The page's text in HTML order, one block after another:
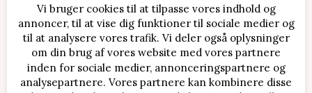
SENESTE OPSKRIFTER
Jordbærtærte med mascarponecreme
Vi bruger cookies til at tilpasse vores indhold og
annoncer, til at vise dig funktioner til sociale medier og
til at analysere vores trafik. Vi deler også oplysninger
om din brug af vores website med vores partnere
inden for sociale medier, annonceringspartnere og
analysepartnere. Vores partnere kan kombinere disse